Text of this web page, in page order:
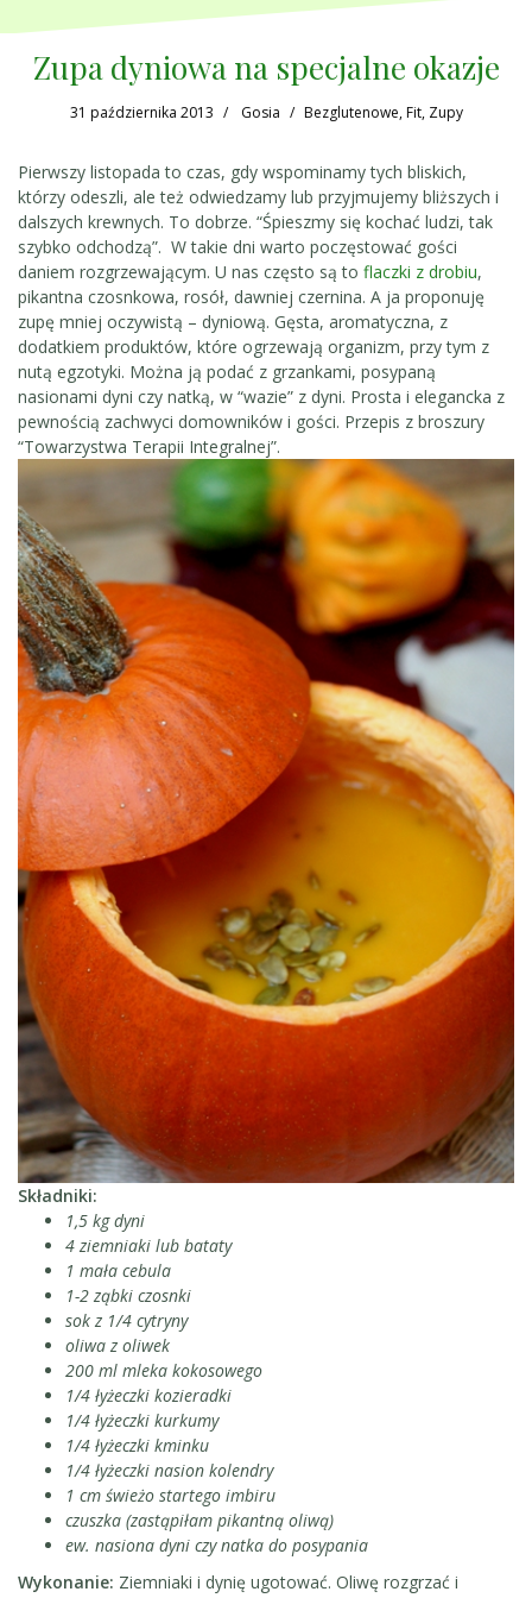
Zupa dyniowa na specjalne okazje
31 października 2013 Gosia Bezglutenowe,Fit, Zupy
Pierwszy listopada to czas, gdy wspominamy tych bliskich,
którzy odeszli, ale też odwiedzamy lub przyjmujemy bliższych i
dalszych krewnych. To dobrze. “Śpieszmy się kochać ludzi, tak
szybko odchodzą”. W takie dni warto poczęstować gości
daniem rozgrzewającym. U nas często są to flaczki z drobiu,
pikantna czosnkowa, rosół, dawniej czernina. A ja proponuję
zupę mniej oczywistą – dyniową. Gęsta, aromatyczna, z
dodatkiem produktów, które ogrzewają organizm, przy tym z
nutą egzotyki. Można ją podać z grzankami, posypaną
nasionami dyni czy natką, w “wazie” z dyni. Prosta i elegancka z
pewnością zachwyci domowników i gości. Przepis z broszury
“Towarzystwa Terapii Integralnej”.
Składniki:
1,5 kg dyni
4 ziemniaki lub bataty
1 mała cebula
1-2 ząbki czosnki
sok z 1/4 cytryny
oliwa z oliwek
200 ml mleka kokosowego
1/4 łyżeczki kozieradki
1/4 łyżeczki kurkumy
1/4 łyżeczki kminku
1/4 łyżeczki nasion kolendry
1 cm świeżo startego imbiru
czuszka (zastąpiłam pikantną oliwą)
ew. nasiona dyni czy natka do posypania
Wykonanie: Ziemniaki i dynię ugotować. Oliwę rozgrzać i